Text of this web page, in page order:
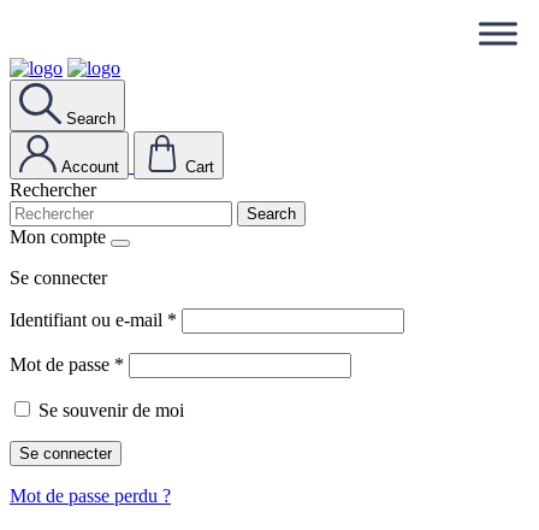
Search
Account Cart
Rechercher
Search
Mon compte
Se connecter
Identifiant ou e-mail *
Mot de passe *
Se souvenir de moi
Se connecter
Mot de passe perdu ?